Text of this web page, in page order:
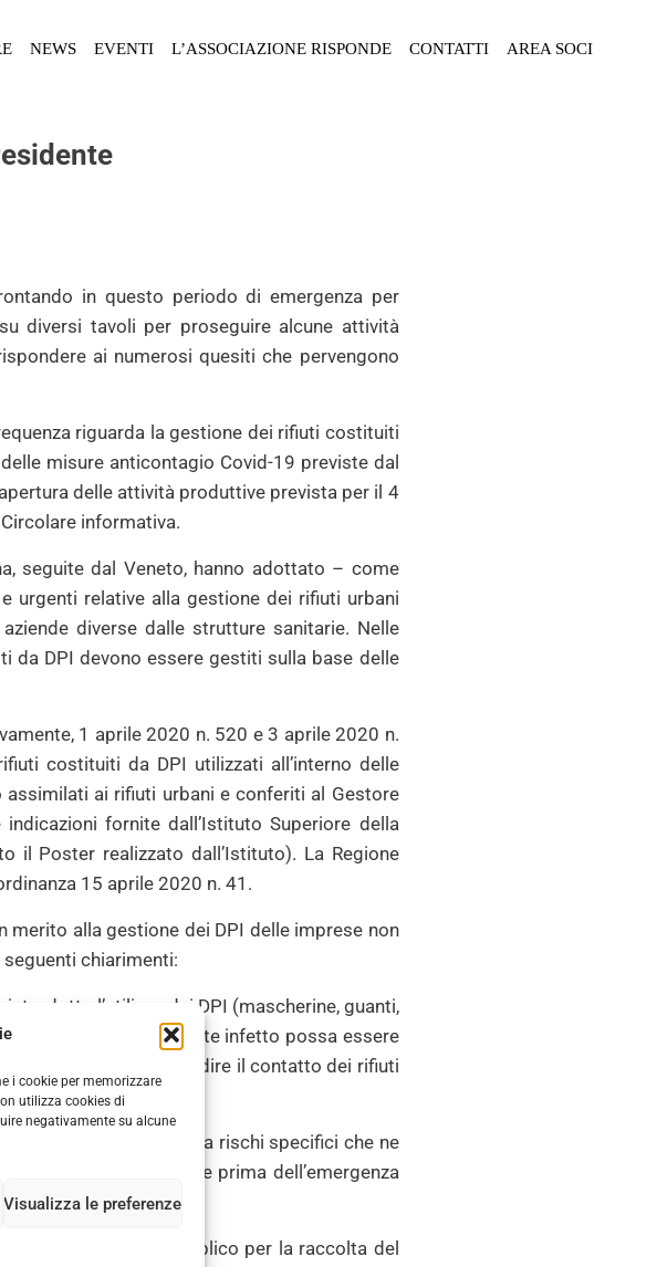
i cookie per memorizzare
utilizza cookies di
negativamente su alcune
Visualizza le preferenze
NEWS EVENTI L’ASSOCIAZIONE RISPONDE CONTATTI AREA SOCI
in questo periodo di emergenza per
diversi tavoli per proseguire alcune attività
ai numerosi quesiti che pervengono
riguarda la gestione dei rifiuti costituiti
misure anticontagio Covid-19 previste dal
delle attività produttive prevista per il 4
informativa.
seguite dal Veneto, hanno adottato – come
urgenti relative alla gestione dei rifiuti urbani
diverse dalle strutture sanitarie. Nelle
da DPI devono essere gestiti sulla base delle
1 aprile 2020 n. 520 e 3 aprile 2020 n.
costituiti da DPI utilizzati all’interno delle
ai rifiuti urbani e conferiti al Gestore
fornite dall’Istituto Superiore della
il Poster realizzato dall’Istituto). La Regione
15 aprile 2020 n. 41.
merito alla gestione dei DPI delle imprese non
chiarimenti:
l’utilizzo dei DPI (mascherine, guanti,
un rifiuto potenzialmente infetto possa essere
accortezza per impedire il contatto dei rifiuti
dei lavoratori da rischi specifici che ne
modalità adottate prima dell’emergenza
del servizio pubblico per la raccolta del